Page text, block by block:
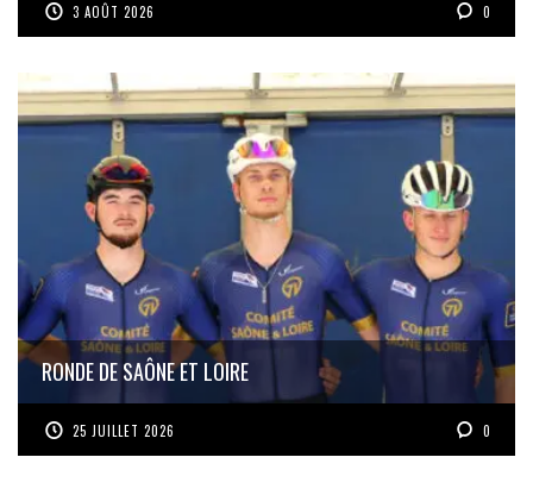
3 AOÛT 2026 0
RONDE DE SAÔNE ET LOIRE
25 JUILLET 2026 0